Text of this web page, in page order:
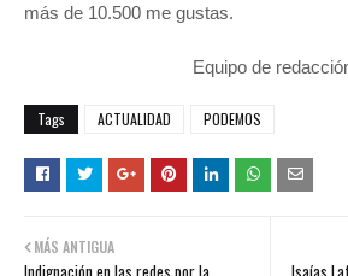
más de 10.500 me gustas.
Equipo de
Tags ACTUALIDAD PODEMOS
MÁS ANTIGUA